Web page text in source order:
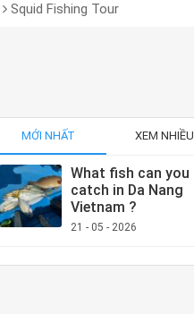
Squid Fishing Tour
MỚI NHẤT XEM NHIỀU
What fish can you
catch in Da Nang
Vietnam ?
21 - 05 - 2026